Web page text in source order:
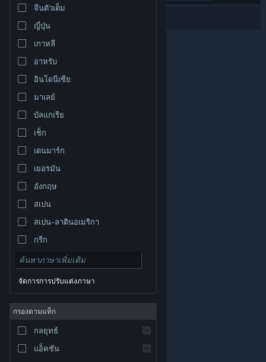
เปลี่ยนภาษา
รับแอป Steam แบบพกพา
ชมเว็บไซต์สำหรับเดสก์ท็อป
© Valve Corporation สงวนลิขสิทธิ์ เครื่องหมายการค้า
และประเทศอื่น
นโยบายความเป็นส่วนตัว
การช่วยการเข้าถึง|
Steam| การคืนเงิน
จีนตัวเต็ม
ญี่ปุ่น
เกาหลี
อาหรับ
อินโดนีเซีย
มาเลย์
บัลแกเรีย
เช็ก
เดนมาร์ก
เยอรมัน
อังกฤษ
สเปน
สเปน-ลาตินอเมริกา
กรีก
จัดการการปรับแต่งภาษา
กรองตามแท็ก
กลยุทธ์
แอ็คชัน